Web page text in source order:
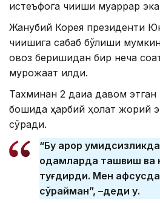
истеъфога чиқиши муқаррар
Жанубий Корея президенти
чиқишига сабаб бўлиши
овоз беришидан бир неча соат
мурожаат қилди.
Тахминан 2 дақиқа давом
бошида ҳарбий ҳолат жорий
сўради.
“Бу қарор
одамларда ташвиш ва
туғдирди. Мен
сўрайман”, –деди у.